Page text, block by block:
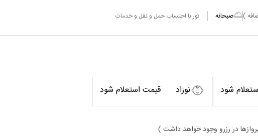
) صبحانه تور با احتساب حمل و نقل و خدمات
شود نوزاد قیمت استعلام شود
در رزرو وجود خواهد داشت )